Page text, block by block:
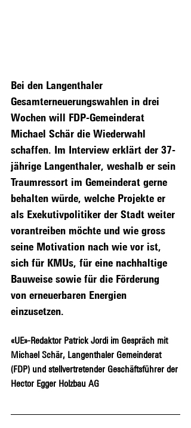
Bei den Langenthaler
Gesamterneuerungswahlen in drei
Wochen will FDP-Gemeinderat
Michael Schär die Wiederwahl
schaffen. Im Interview erklärt der 37-
jährige Langenthaler, weshalb er sein
Traumressort im Gemeinderat gerne
behalten würde, welche Projekte er
als Exekutivpolitiker der Stadt weiter
vorantreiben möchte und wie gross
seine Motivation nach wie vor ist,
sich für KMUs, für eine nachhaltige
Bauweise sowie für die Förderung
von erneuerbaren Energien
einzusetzen.
«UE»-Redaktor Patrick Jordi im Gespräch mit
Michael Schär, Langenthaler Gemeinderat
(FDP) und stellvertretender Geschäftsführer der
Hector Egger Holzbau AG